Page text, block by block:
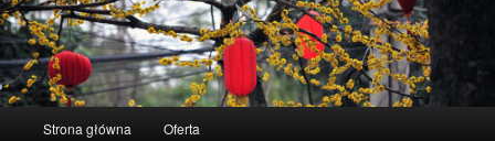
Przeskocz
Przeskocz
Strona główna Oferta